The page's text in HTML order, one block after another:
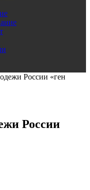
России «ген
России